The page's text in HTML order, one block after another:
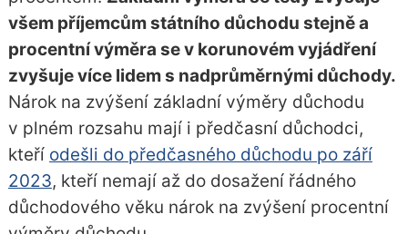
všem příjemcům státního důchodu stejně a
procentní výměra se v korunovém vyjádření
zvyšuje více lidem s nadprůměrnými důchody.
Nárok na zvýšení základní výměry důchodu
v plném rozsahu mají i předčasní důchodci,
kteří odešli do předčasného důchodu po září
2023, kteří nemají až do dosažení řádného
důchodového věku nárok na zvýšení procentní